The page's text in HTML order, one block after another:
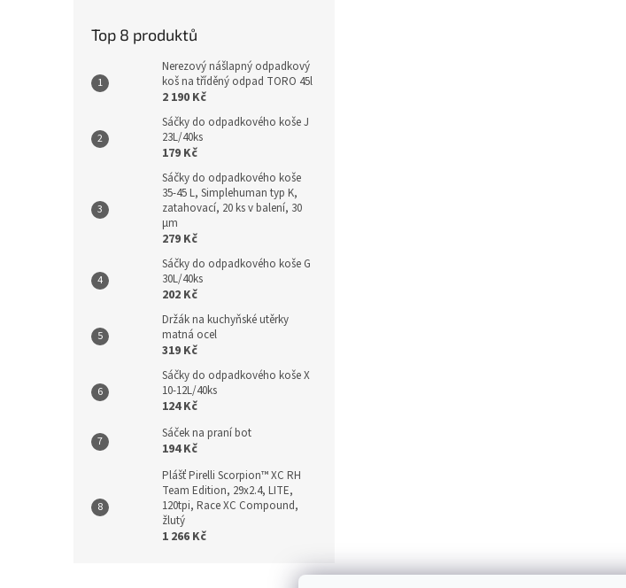
Top 8 produktů
Nerezový nášlapný odpadkový
koš na tříděný odpad TORO 45l
2 190 Kč
Sáčky do odpadkového koše J
23L/40ks
179 Kč
Sáčky do odpadkového koše
35-45 L, Simplehuman typ K,
zatahovací, 20 ks v balení, 30
µm
279 Kč
Sáčky do odpadkového koše G
30L/40ks
202 Kč
Držák na kuchyňské utěrky
matná ocel
319 Kč
Sáčky do odpadkového koše X
10-12L/40ks
124 Kč
Sáček na praní bot
194 Kč
Plášť Pirelli Scorpion™ XC RH
Team Edition, 29x2.4, LITE,
120tpi, Race XC Compound,
žlutý
1 266 Kč